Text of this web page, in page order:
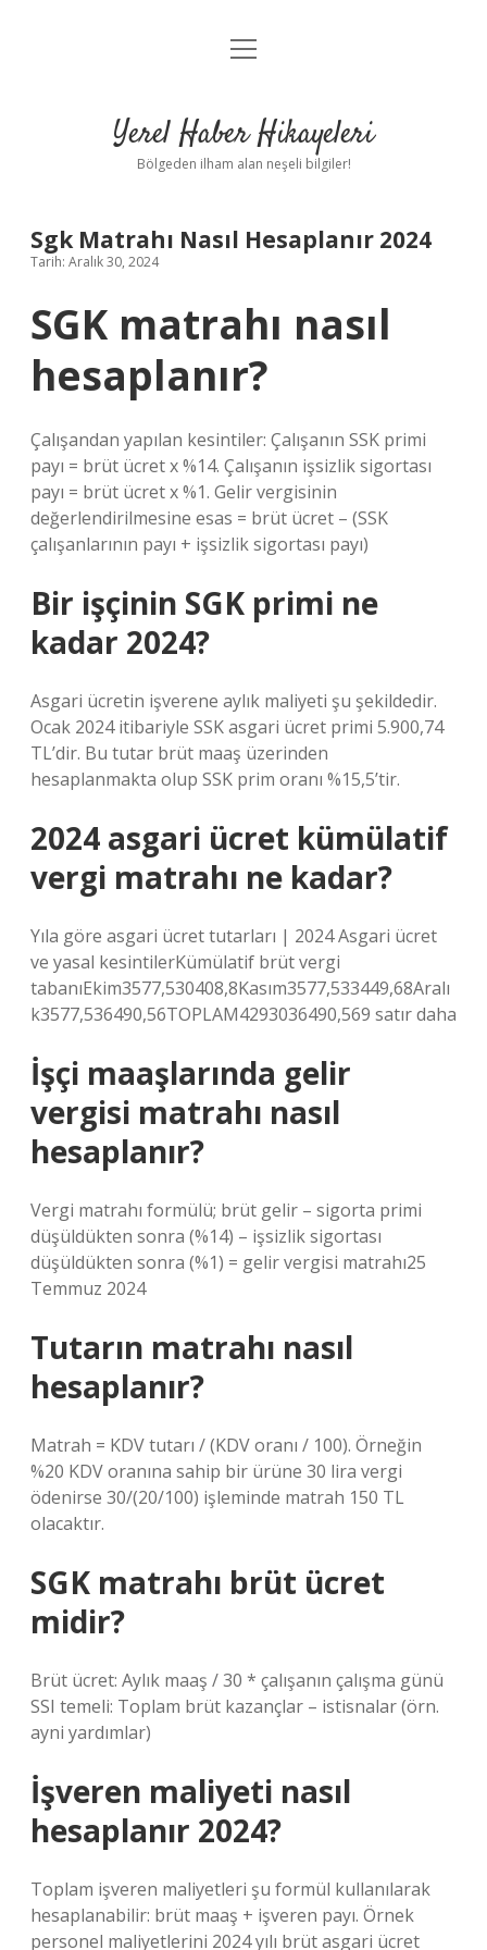
Anasayfa
Yasal Uyarı
menüyü
Yerel Haber Hikayeleri
Bölgeden ilham alan neşeli bilgiler!
Sgk Matrahı Nasıl Hesaplanır 2024
Tarih: Aralık 30, 2024
SGK matrahı nasıl
hesaplanır?
Çalışandan yapılan kesintiler: Çalışanın SSK primi
payı = brüt ücret x %14. Çalışanın işsizlik sigortası
payı = brüt ücret x %1. Gelir vergisinin
değerlendirilmesine esas = brüt ücret – (SSK
çalışanlarının payı + işsizlik sigortası payı)
Bir işçinin SGK primi ne
kadar 2024?
Asgari ücretin işverene aylık maliyeti şu şekildedir.
Ocak 2024 itibariyle SSK asgari ücret primi 5.900,74
TL’dir. Bu tutar brüt maaş üzerinden
hesaplanmakta olup SSK prim oranı %15,5’tir.
2024 asgari ücret kümülatif
vergi matrahı ne kadar?
Yıla göre asgari ücret tutarları | 2024 Asgari ücret
ve yasal kesintilerKümülatif brüt vergi
tabanıEkim3577,530408,8Kasım3577,533449,68Aralı
k3577,536490,56TOPLAM4293036490,569 satır daha
İşçi maaşlarında gelir
vergisi matrahı nasıl
hesaplanır?
Vergi matrahı formülü; brüt gelir – sigorta primi
düşüldükten sonra (%14) – işsizlik sigortası
düşüldükten sonra (%1) = gelir vergisi matrahı25
Temmuz 2024
Tutarın matrahı nasıl
hesaplanır?
Matrah = KDV tutarı / (KDV oranı / 100). Örneğin
%20 KDV oranına sahip bir ürüne 30 lira vergi
ödenirse 30/(20/100) işleminde matrah 150 TL
olacaktır.
SGK matrahı brüt ücret
midir?
Brüt ücret: Aylık maaş / 30 * çalışanın çalışma günü
SSI temeli: Toplam brüt kazançlar – istisnalar (örn.
ayni yardımlar)
İşveren maliyeti nasıl
hesaplanır 2024?
Toplam işveren maliyetleri şu formül kullanılarak
hesaplanabilir: brüt maaş + işveren payı. Örnek
personel maliyetlerini 2024 yılı brüt asgari ücret